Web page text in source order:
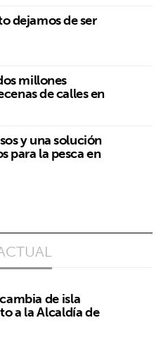
dejamos de ser
millones
de calles en
y una solución
para la pesca en
de isla
a la Alcaldía de